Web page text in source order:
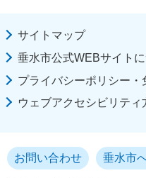
サイトマップ
垂水市公式WEBサイト
プライバシーポリシー・
ウェブアクセシビリティ
お問い合わせ 垂水市